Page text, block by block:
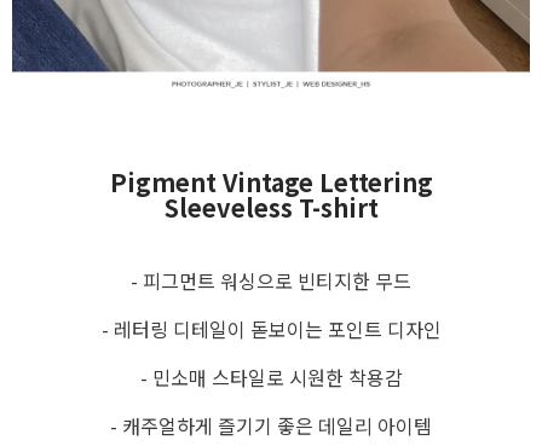
Pigment Vintage Lettering
Sleeveless T-shirt
- 피그먼트 워싱으로 빈티지한 무드
- 레터링 디테일이 돋보이는 포인트 디자인
- 민소매 스타일로 시원한 착용감
- 캐주얼하게 즐기기 좋은 데일리 아이템